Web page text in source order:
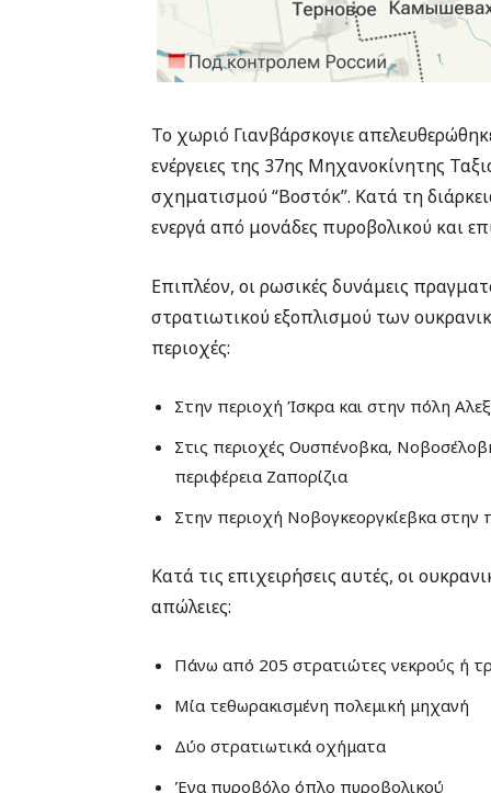
Το χωριό Γιανβάρσκογιε
ενέργειες της 37ης Μηχανοκίνητης
σχηματισμού “Βοστόκ”. Κατά τη
ενεργά από μονάδες πυροβολικού και
Επιπλέον, οι ρωσικές δυνάμεις
στρατιωτικού εξοπλισμού των
περιοχές:
Στην περιοχή Ίσκρα και στην πόλη
Στις περιοχές Ουσπένoβκα,
περιφέρεια Ζαπορίζια
Στην περιοχή Νοβογκεοργκίεβκα στην
Κατά τις επιχειρήσεις αυτές, οι
απώλειες:
Πάνω από 205 στρατιώτες νεκρούς ή
Μία τεθωρακισμένη πολεμική μηχανή
Δύο στρατιωτικά οχήματα
Ένα πυροβόλο όπλο πυροβολικού